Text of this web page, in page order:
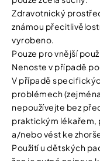
Zdravotnický
známou
vyrobeno.
Pouze pro vnější
Nenoste v případě
V případě
problémech
nepoužívejte bez
praktickým lékařem,
a/nebo vést ke
Použití u dětských